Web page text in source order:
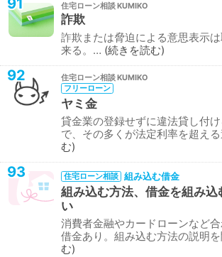
91 住宅ローン相談
詐欺
詐欺または脅迫による意思表示
来る。… 続きを読む
92
住宅ローン相談
フリーローン
ヤミ金
貸金業の登録せずに違法貸し付
で、その多くが法定利率を超え
む
93 住宅ローン相談 組み込む借金
組み込む方法、借金を組み込
い
消費者金融やカードローンなど
借金あり。組み込む方法の説明
む